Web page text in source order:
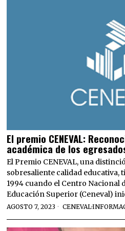
El premio CENEVAL:
académica de los
El Premio CENEVAL, una
sobresaliente calidad educativa,
1994 cuando el Centro Nacional
Educación Superior (Ceneval)
AGOSTO 7, 2023 CENEVAL·